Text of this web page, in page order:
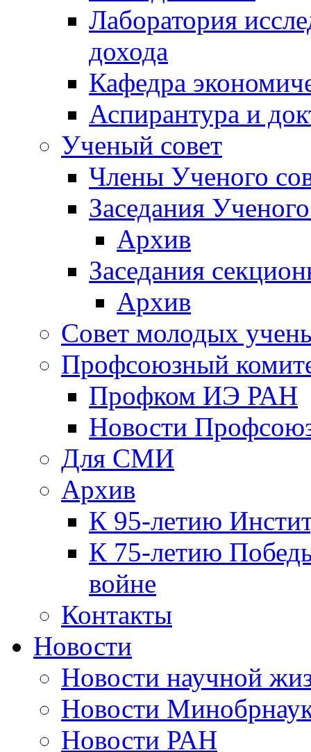
Лаборатория
дохода
Кафедра
Аспирантура и
Ученый совет
Члены Ученого
Заседания
Архив
Заседания
Архив
Совет молодых
Профсоюзный
Профком ИЭ РАН
Новости
Для СМИ
Архив
К 95-летию
К 75-летию
войне
Контакты
Новости
Новости научной
Новости
Новости РАН